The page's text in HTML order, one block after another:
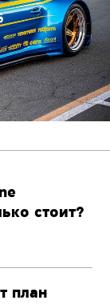
стоит?
план